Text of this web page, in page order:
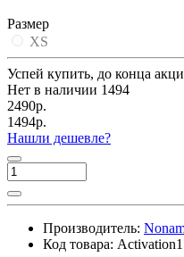
Размер
XS
Успей купить, до конца
Нет в наличии 1494
2490р.
1494р.
Нашли дешевле?
Производитель:
Код товара: